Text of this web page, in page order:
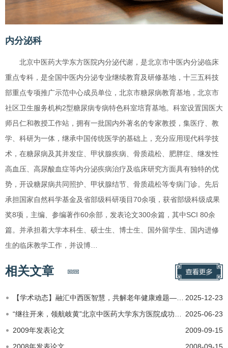
内分泌科
北京中医药大学东方医院内分泌代谢，是北京市中医内分泌临床
重点专科，是全国中医内分泌专业继续教育及研修基地，十三五科技
部重点专项推广示范中心成员单位，北京市糖尿病教育基地，北京市
社区卫生服务机构2型糖尿病专病特色科室培育基地。科室设置国医大
师吕仁和教授工作站，拥有一批国内外著名的专家教授，集医疗、教
学、科研为一体，继承中国传统医学的基础上，充分应用现代科学技
术，在糖尿病及其并发症、甲状腺疾病、骨质疏松、肥胖症、继发性
高血压、高尿酸血症等内分泌疾病治疗及临床研究方面具有独特的优
势，开设糖尿病共同照护、甲状腺结节、骨质疏松等专病门诊。先后
承担国家自然科学基金及省部级科研项目70余项，获省部级科级成果
奖8项，主编、参编著作60余部，发表论文300余篇，其中SCI 80余
篇。并承担着大学本科生、硕士生、博士生、国外留学生、国内进修
生的临床教学工作，并设博…
相关文章
2025-12-23
【学术动态】融汇中西医智慧，共解老年健康难题——北京中医药大学第二临床医学院（东方医院）2025老年代谢病专…
2025-06-23
“继往开来，领航岐黄”北京中医药大学东方医院成功举办北京糖代谢研究会第三届理事会换届大会
2009-09-15
2009年发表论文